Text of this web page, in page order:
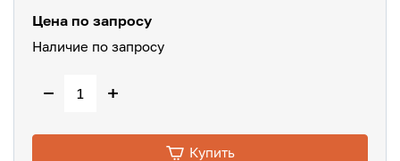
Цена по запросу
Наличие по запросу
− +
Купить